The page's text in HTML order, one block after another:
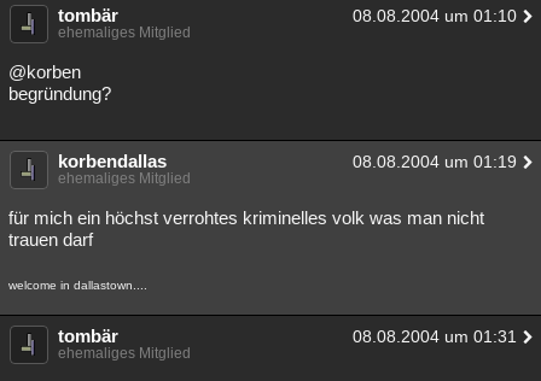
tombär 08.08.2004 um 01:10
ehemaliges Mitglied
@korben
begründung?
korbendallas 08.08.2004 um 01:19
ehemaliges Mitglied
für mich ein höchst verrohtes kriminelles volk was man nicht
trauen darf
welcome in dallastown....
tombär 08.08.2004 um 01:31
ehemaliges Mitglied